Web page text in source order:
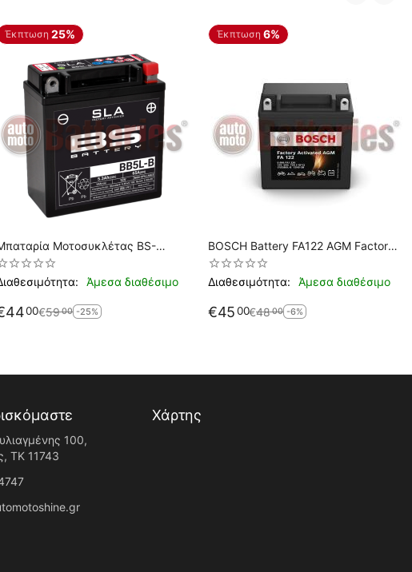
Έκπτωση 25%
Μοτοσυκλέτας BS-
BB5L-B SLA 5.3AH 65EN
Αντιστοιχία YB5L-B
Άμεσα διαθέσιμο
4400€5900 -25%
Έκπτωση 6%
BOSCH Battery FA122 AGM Factory
Activated YB5L-B
Διαθεσιμότητα:
Άμεσα διαθέσιμο
€4500€4800 -6%
100,
ΤK 11743
Χάρτης